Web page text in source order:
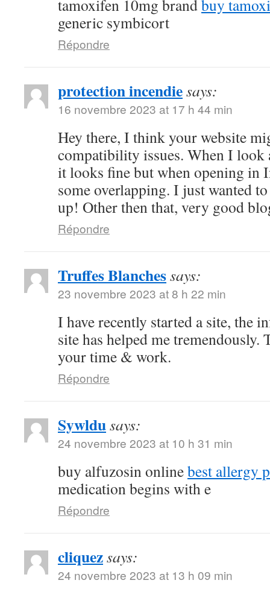
tamoxifen 10mg brandbuy
generic symbicort
Répondre
protection incendiesays:
16 novembre 2023 at 17 h 44 min
Hey there, I think your website
compatibility issues. When I
it looks fine but when opening in
some overlapping. I just wanted
up! Other then that, very good
Répondre
Truffes Blanchessays:
23 novembre 2023 at 8 h 22 min
I have recently started a site, the
site has helped me
your time & work.
Répondre
Sywldusays:
24 novembre 2023 at 10 h 31 min
buy alfuzosin onlinebest allergy
medication begins with e
Répondre
cliquezsays:
24 novembre 2023 at 13 h 09 min